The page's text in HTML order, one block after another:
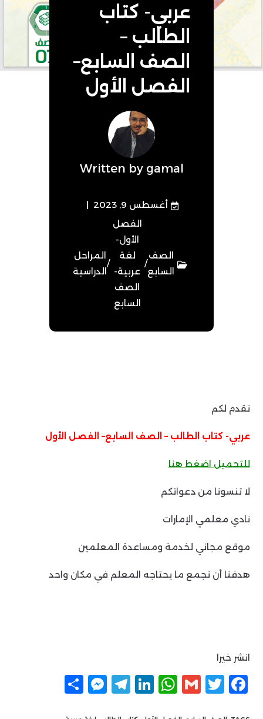
عربي- كتاب
الطالب –
الصف السابع–
الفصل الأول
Written by gamal
أغسطس 9, 2023
الصف
السابع
/
الفصل
الأول-
لغة
عربية-
الصف
السابع
/
المراحل
الدراسية
نقدم لكم
عربي- كتاب الطالب – الصف السابع– الفصل الأول
للتحميل اضغط هنا
لا تنسونا من دعواتكم
نادي معلمي الإمارات
موقع مجاني لخدمة ومساعدة المعلمين
هدفنا أن نجمع ما يحتاجه المعلم في مكان واحد
انشر خيرا
F
T
G
W
Li
T
M